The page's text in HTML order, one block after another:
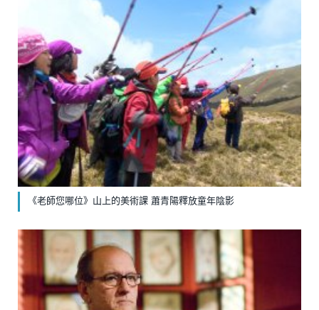
《老師您哪位》山上的美術課 蕭青陽釋放童年陰影